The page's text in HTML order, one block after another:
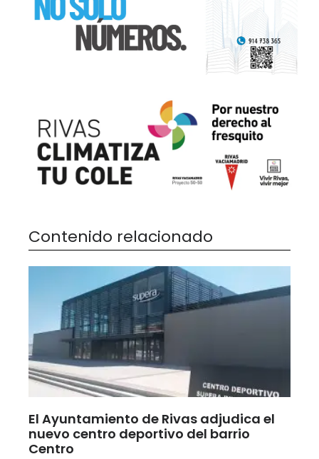
Contenido relacionado
El Ayuntamiento de Rivas adjudica el
nuevo centro deportivo del barrio
Centro